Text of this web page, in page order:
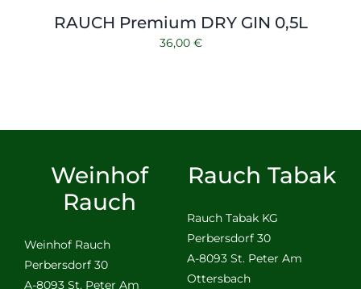
RAUCH Premium DRY GIN 0,5L
36,00 €
Weinhof
Rauch
Weinhof Rauch
Perbersdorf 30
A-8093 St. Peter Am
Rauch Tabak
Rauch Tabak KG
Perbersdorf 30
A-8093 St. Peter Am
Ottersbach